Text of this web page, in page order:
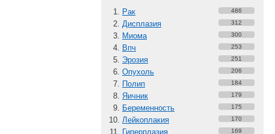
Рак 486
Дисплазия 312
Миома 300
Впч 253
Эрозия 251
Опухоль 206
Полип 184
Яичник 179
Беременность 175
Лейкоплакия 170
Гиперплазия 169